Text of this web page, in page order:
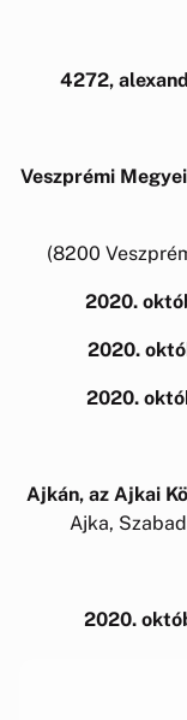
4272,
Veszprémi
(8200
2020.
2020.
2020.
Ajkán, az Ajkai
Ajka,
2020.